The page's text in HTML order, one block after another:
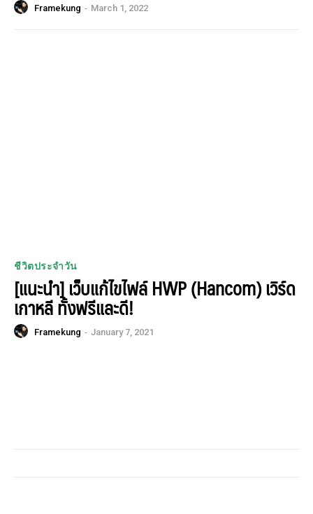
Framekung - March 1, 2022
ชีวิตประจำวัน
[แนะนำ] เว็บแก้ไขไฟล์ HWP (Hancom) เวิร์ด
เกาหลี ทั้งฟรีและดี!
Framekung - January 7, 2021